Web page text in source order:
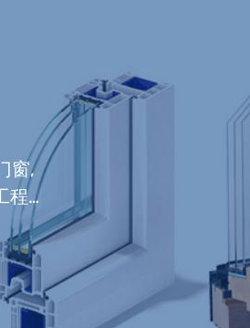
窗,
程
璃